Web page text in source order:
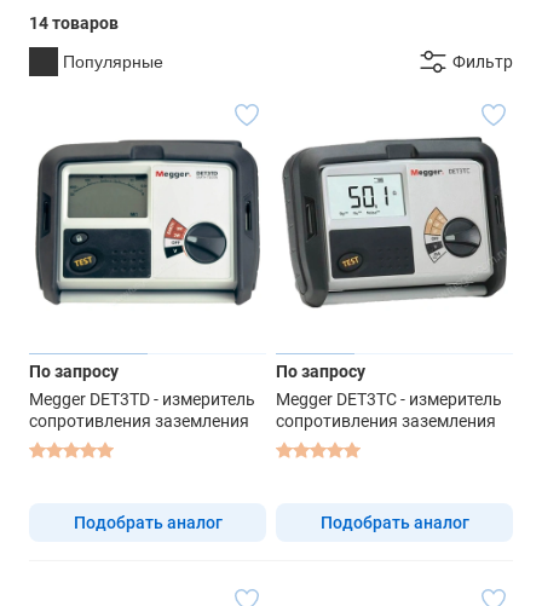
14 товаров
Популярные
Фильтр
По запросу
Megger DET3TD - измеритель
сопротивления заземления
Подобрать аналог
По запросу
Megger DET3TC - измеритель
сопротивления заземления
Подобрать аналог